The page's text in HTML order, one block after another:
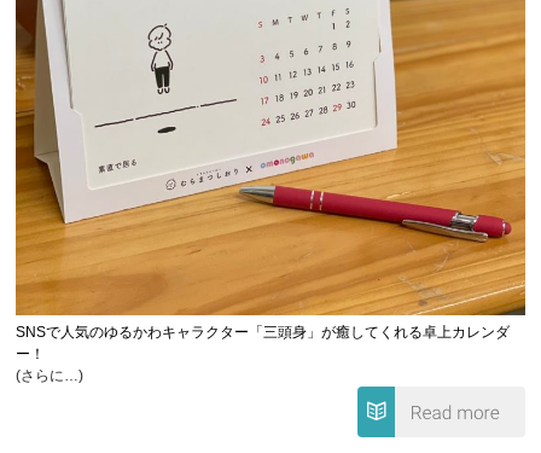
SNSで人気のゆるかわキャラクター「三頭身」が癒してくれる卓上カレンダ
ー！
(さらに…)